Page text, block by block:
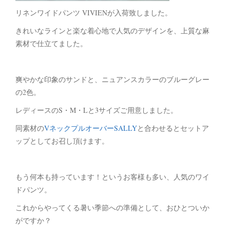
リネンワイドパンツ VIVIENが入荷致しました。
きれいなラインと楽な着心地で人気のデザインを、上質な麻
素材で仕立てました。
爽やかな印象のサンドと、ニュアンスカラーのブルーグレー
の2色。
レディースのS・M・Lと3サイズご用意しました。
同素材のVネックプルオーバーSALLYと合わせるとセットア
ップとしてお召し頂けます。
もう何本も持っています！というお客様も多い、人気のワイ
ドパンツ。
これからやってくる暑い季節への準備として、おひとついか
がですか？